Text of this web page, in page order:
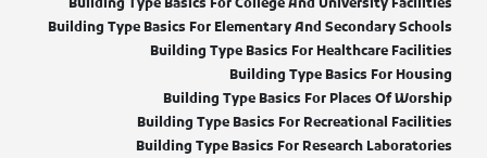
Building Type Basics For College And University Facilities
Building Type Basics For Elementary And Secondary Schools
Building Type Basics For Healthcare Facilities
Building Type Basics For Housing
Building Type Basics For Places Of Worship
Building Type Basics For Recreational Facilities
Building Type Basics For Research Laboratories